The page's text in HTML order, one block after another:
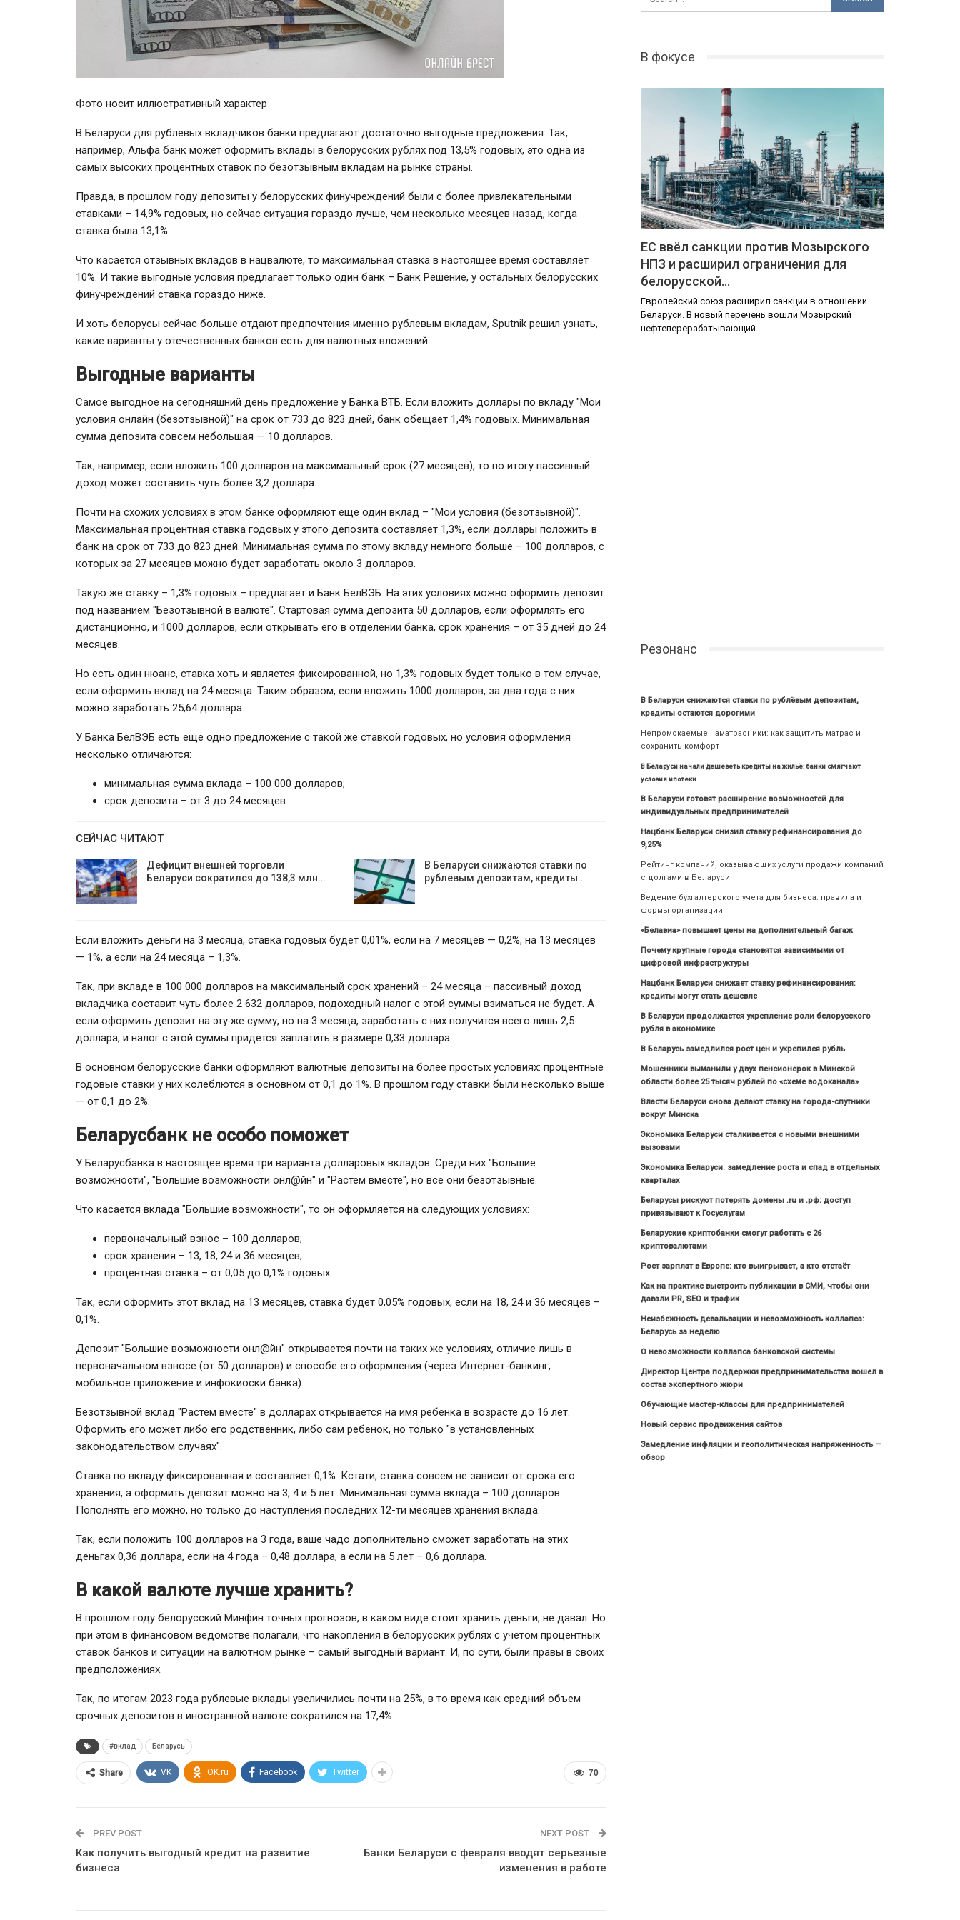
Фото носит иллюстративный характер
В Беларуси для рублевых вкладчиков банки предлагают достаточно выгодные предложения. Так,
например, Альфа банк может оформить вклады в белорусских рублях под 13,5% годовых, это одна из
самых высоких процентных ставок по безотзывным вкладам на рынке страны.
Правда, в прошлом году депозиты у белорусских финучреждений были с более привлекательными
ставками – 14,9% годовых, но сейчас ситуация гораздо лучше, чем несколько месяцев назад, когда
ставка была 13,1%.
Что касается отзывных вкладов в нацвалюте, то максимальная ставка в настоящее время составляет
10%. И такие выгодные условия предлагает только один банк – Банк Решение, у остальных белорусских
финучреждений ставка гораздо ниже.
И хоть белорусы сейчас больше отдают предпочтения именно рублевым вкладам, Sputnik решил узнать,
какие варианты у отечественных банков есть для валютных вложений.
Выгодные варианты
Самое выгодное на сегодняшний день предложение у Банка ВТБ. Если вложить доллары по вкладу "Мои
условия онлайн (безотзывной)" на срок от 733 до 823 дней, банк обещает 1,4% годовых. Минимальная
сумма депозита совсем небольшая — 10 долларов.
Так, например, если вложить 100 долларов на максимальный срок (27 месяцев), то по итогу пассивный
доход может составить чуть более 3,2 доллара.
Почти на схожих условиях в этом банке оформляют еще один вклад – "Мои условия (безотзывной)".
Максимальная процентная ставка годовых у этого депозита составляет 1,3%, если доллары положить в
банк на срок от 733 до 823 дней. Минимальная сумма по этому вкладу немного больше – 100 долларов, с
которых за 27 месяцев можно будет заработать около 3 долларов.
Такую же ставку – 1,3% годовых – предлагает и Банк БелВЭБ. На этих условиях можно оформить депозит
под названием "Безотзывной в валюте". Стартовая сумма депозита 50 долларов, если оформлять его
дистанционно, и 1000 долларов, если открывать его в отделении банка, срок хранения – от 35 дней до 24
месяцев.
Но есть один нюанс, ставка хоть и является фиксированной, но 1,3% годовых будет только в том случае,
если оформить вклад на 24 месяца. Таким образом, если вложить 1000 долларов, за два года с них
можно заработать 25,64 доллара.
У Банка БелВЭБ есть еще одно предложение с такой же ставкой годовых, но условия оформления
несколько отличаются:
минимальная сумма вклада – 100 000 долларов;
срок депозита – от 3 до 24 месяцев.
СЕЙЧАС ЧИТАЮТ
Дефицит внешней торговли
Беларуси сократился до 138,3 млн…
В Беларуси снижаются ставки по
рублёвым депозитам, кредиты…
Если вложить деньги на 3 месяца, ставка годовых будет 0,01%, если на 7 месяцев — 0,2%, на 13 месяцев
— 1%, а если на 24 месяца – 1,3%.
Так, при вкладе в 100 000 долларов на максимальный срок хранений – 24 месяца – пассивный доход
вкладчика составит чуть более 2 632 долларов, подоходный налог с этой суммы взиматься не будет. А
если оформить депозит на эту же сумму, но на 3 месяца, заработать с них получится всего лишь 2,5
доллара, и налог с этой суммы придется заплатить в размере 0,33 доллара.
В основном белорусские банки оформляют валютные депозиты на более простых условиях: процентные
годовые ставки у них колеблются в основном от 0,1 до 1%. В прошлом году ставки были несколько выше
— от 0,1 до 2%.
Беларусбанк не особо поможет
У Беларусбанка в настоящее время три варианта долларовых вкладов. Среди них "Большие
возможности", "Большие возможности онл@йн" и "Растем вместе", но все они безотзывные.
Что касается вклада "Большие возможности", то он оформляется на следующих условиях:
первоначальный взнос – 100 долларов;
срок хранения – 13, 18, 24 и 36 месяцев;
процентная ставка – от 0,05 до 0,1% годовых.
Так, если оформить этот вклад на 13 месяцев, ставка будет 0,05% годовых, если на 18, 24 и 36 месяцев –
0,1%.
Депозит "Большие возможности онл@йн" открывается почти на таких же условиях, отличие лишь в
первоначальном взносе (от 50 долларов) и способе его оформления (через Интернет-банкинг,
мобильное приложение и инфокиоски банка).
Безотзывной вклад "Растем вместе" в долларах открывается на имя ребенка в возрасте до 16 лет.
Оформить его может либо его родственник, либо сам ребенок, но только "в установленных
законодательством случаях".
Ставка по вкладу фиксированная и составляет 0,1%. Кстати, ставка совсем не зависит от срока его
хранения, а оформить депозит можно на 3, 4 и 5 лет. Минимальная сумма вклада – 100 долларов.
Пополнять его можно, но только до наступления последних 12-ти месяцев хранения вклада.
Так, если положить 100 долларов на 3 года, ваше чадо дополнительно сможет заработать на этих
деньгах 0,36 доллара, если на 4 года – 0,48 доллара, а если на 5 лет – 0,6 доллара.
В какой валюте лучше хранить?
В прошлом году белорусский Минфин точных прогнозов, в каком виде стоит хранить деньги, не давал. Но
при этом в финансовом ведомстве полагали, что накопления в белорусских рублях с учетом процентных
ставок банков и ситуации на валютном рынке – самый выгодный вариант. И, по сути, были правы в своих
предположениях.
Так, по итогам 2023 года рублевые вклады увеличились почти на 25%, в то время как средний объем
срочных депозитов в иностранной валюте сократился на 17,4%.
#вклад Беларусь
70
Share VK OK.ru Facebook Twitter
PREV POST
Как получить выгодный кредит на развитие
бизнеса
NEXT POST
Банки Беларуси с февраля вводят серьезные
изменения в работе
В фокусе
ЕС ввёл санкции против Мозырского
НПЗ и расширил ограничения для
белорусской…
Европейский союз расширил санкции в отношении
Беларуси. В новый перечень вошли Мозырский
нефтеперерабатывающий…
Резонанс
В Беларуси снижаются ставки по рублёвым депозитам,
кредиты остаются дорогими
Непромокаемые наматрасники: как защитить матрас и
сохранить комфорт
В Беларуси начали дешеветь кредиты на жильё: банки смягчают
условия ипотеки
В Беларуси готовят расширение возможностей для
индивидуальных предпринимателей
Нацбанк Беларуси снизил ставку рефинансирования до
9,25%
Рейтинг компаний, оказывающих услуги продажи компаний
с долгами в Беларуси
Ведение бухгалтерского учета для бизнеса: правила и
формы организации
«Белавиа» повышает цены на дополнительный багаж
Почему крупные города становятся зависимыми от
цифровой инфраструктуры
Нацбанк Беларуси снижает ставку рефинансирования:
кредиты могут стать дешевле
В Беларуси продолжается укрепление роли белорусского
рубля в экономике
В Беларусь замедлился рост цен и укрепился рубль
Мошенники выманили у двух пенсионерок в Минской
области более 25 тысяч рублей по «схеме водоканала»
Власти Беларуси снова делают ставку на города-спутники
вокруг Минска
Экономика Беларуси сталкивается с новыми внешними
вызовами
Экономика Беларуси: замедление роста и спад в отдельных
кварталах
Беларусы рискуют потерять домены .ru и .рф: доступ
привязывают к Госуслугам
Беларуские криптобанки смогут работать с 26
криптовалютами
Рост зарплат в Европе: кто выигрывает, а кто отстаёт
Как на практике выстроить публикации в СМИ, чтобы они
давали PR, SEO и трафик
Неизбежность девальвации и невозможность коллапса:
Беларусь за неделю
О невозможности коллапса банковской системы
Директор Центра поддержки предпринимательства вошел в
состав экспертного жюри
Обучающие мастер-классы для предпринимателей
Новый сервис продвижения сайтов
Замедление инфляции и геополитическая напряженность —
обзор